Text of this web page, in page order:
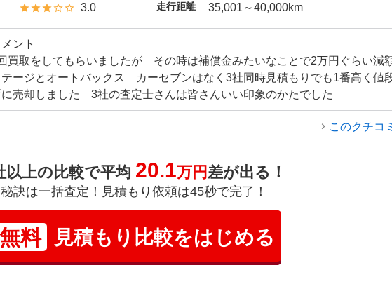
3.0 走行距離 35,001～40,000km
ント
買取をしてもらいましたが その時は補償金みたいなことで2万円ぐらい減
ージとオートバックス カーセブンはなく3社同時見積もりでも1番高く値
売却しました 3社の査定士さんは皆さんいい印象のかたでした
このクチコ
以上の比較で平均 20.1万円差が出る！
秘訣は一括査定！見積もり依頼は45秒で完了！
無料 見積もり比較をはじめる